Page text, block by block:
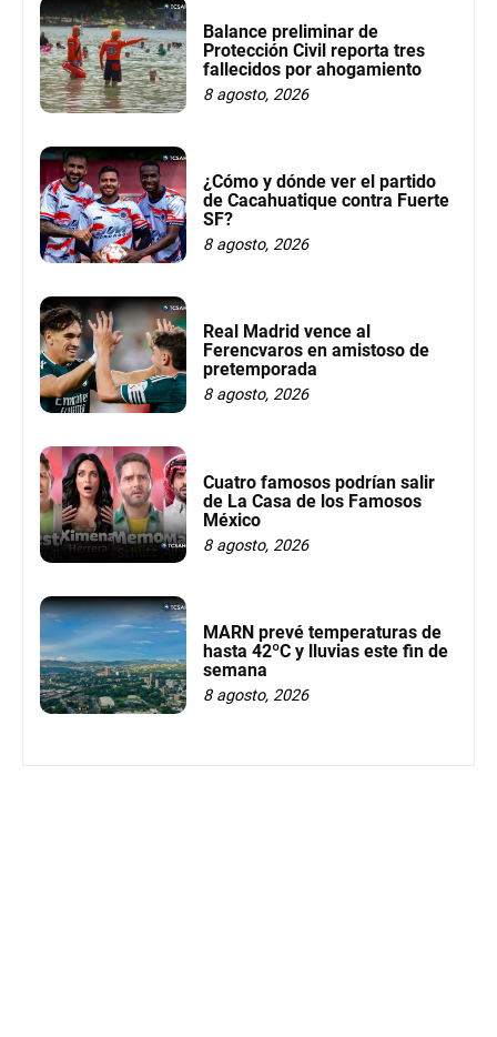
Balance preliminar de
Protección Civil reporta tres
fallecidos por ahogamiento
8 agosto, 2026
¿Cómo y dónde ver el partido
de Cacahuatique contra Fuerte
SF?
8 agosto, 2026
Real Madrid vence al
Ferencvaros en amistoso de
pretemporada
8 agosto, 2026
Cuatro famosos podrían salir
de La Casa de los Famosos
México
8 agosto, 2026
MARN prevé temperaturas de
hasta 42ºC y lluvias este fin de
semana
8 agosto, 2026